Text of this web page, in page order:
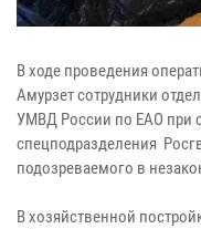
В ходе проведения
Амурзет сотрудники
УМВД России по ЕАО при
спецподразделения
подозреваемого в
В хозяйственной